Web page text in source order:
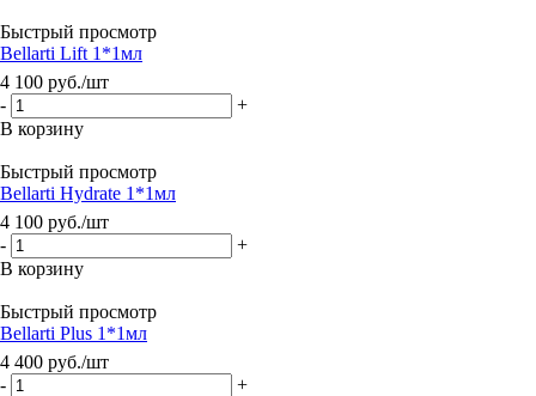
Быстрый просмотр
Bellarti Lift 1*1мл
4 100 руб./шт
-
+
В корзину
Быстрый просмотр
Bellarti Hydrate 1*1мл
4 100 руб./шт
-
+
В корзину
Быстрый просмотр
Bellarti Plus 1*1мл
4 400 руб./шт
-
+